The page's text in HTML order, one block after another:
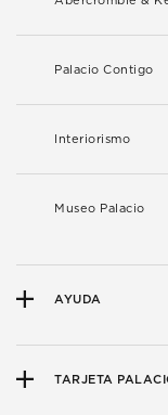
Palacio Contigo
Interiorismo
Museo Palacio
AYUDA
TARJETA